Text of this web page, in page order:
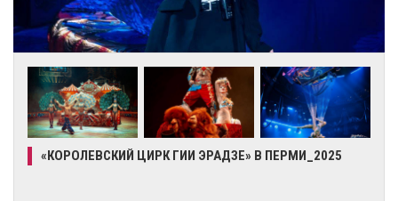
«КОРОЛЕВСКИЙ ЦИРК ГИИ ЭРАДЗЕ» В ПЕРМИ_2025